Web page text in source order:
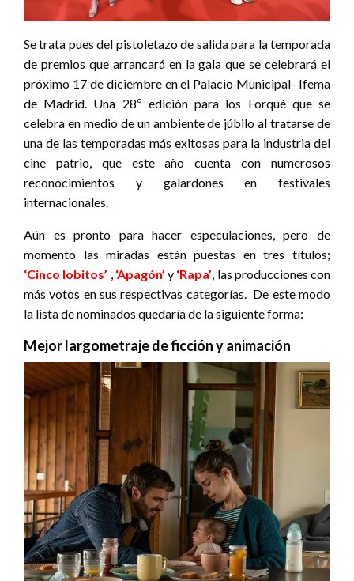
Se trata pues del pistoletazo de salida para la temporada
de premios que arrancará en la gala que se celebrará el
próximo 17 de diciembre en el Palacio Municipal- Ifema
de Madrid. Una 28º edición para los Forqué que se
celebra en medio de un ambiente de júbilo al tratarse de
una de las temporadas más exitosas para la industria del
cine patrio, que este año cuenta con numerosos
reconocimientos y galardones en festivales
internacionales.
Aún es pronto para hacer especulaciones, pero de
momento las miradas están puestas en tres títulos;
‘Cinco lobitos’ , ‘Apagón’ y ‘Rapa’, las producciones con
más votos en sus respectivas categorías. De este modo
la lista de nominados quedaría de la siguiente forma:
Mejor largometraje de ficción y animación